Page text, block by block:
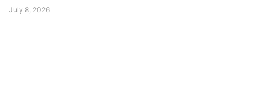
July 8, 2026